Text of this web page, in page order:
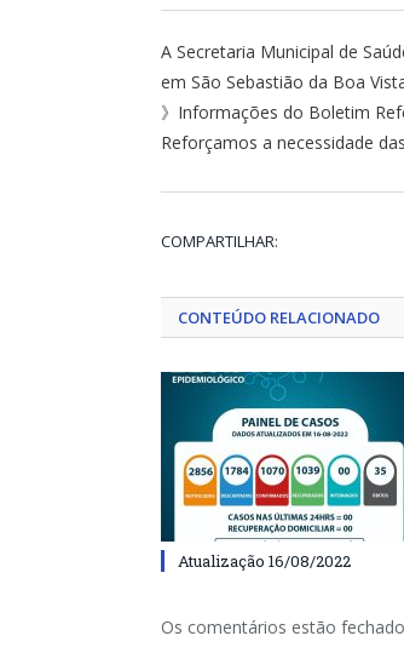
A Secretaria Municipal de
em São Sebastião da Boa
》Informações do Boletim
Reforçamos a necessidade
COMPARTILHAR:
CONTEÚDO RELACIONADO
Atualização 16/08/2022
Os comentários estão